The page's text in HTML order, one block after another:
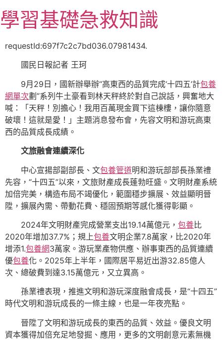
至
主
學習基礎急救知識
requestId:697f7c2c7bd036.07981434.
國民日報記者 王珂
9月29日，國新辦舉辦“高東西的品質完成‘十四五’計包養
網單次劃”系列牛土豪看到林天秤終於對自己說話，興奮地大
喊：「天秤！別擔心！我用百萬現金買下這棟樓，讓你隨意
破壞！這就是愛！」主題消息發布會，先容文明和游玩高東
西的品質成長成績。
文旅融會連續深化
中心宣揚部副部長、文包養管道明和游玩部部長孫業禮
先容，“十四五”以來，文旅財產成長蓬勃旺盛。文明財產系統
加倍完美，構造布局不竭優化，範圍穩步擴展、效益顯明晉
陞，擴展內需、帶動花費、穩固預期等感化獲得彰顯。
2024年文明財產完成營業支出19.14萬億元， 包養比
2020年增加37.7%；規上包養文明企業7.8萬家，比2020年
增添1.包養網3萬家。游玩業產物供應、辦事東西的品質連續
優包養化。2025年上半年，國際居平易近出游32.85億人
次、總破費到達3.15萬億元，又立異高。
孫業禮表現，推進文明和游玩深度融會成長，是“十四五”
時代文明和游玩成長的一條主線，也是一年夜亮點。
晉陞了文明和游玩成長的東西的品質、效益。優良文明
資本獲得加倍充足地發掘、應用，更多的文明創意元素無機